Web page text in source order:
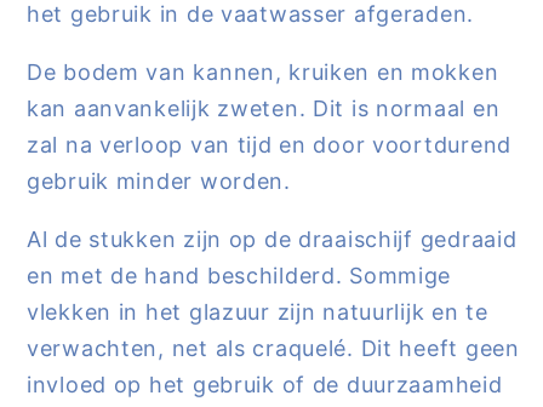
het gebruik in de vaatwasser afgeraden.
De bodem van kannen, kruiken en mokken
kan aanvankelijk zweten. Dit is normaal en
zal na verloop van tijd en door voortdurend
gebruik minder worden.
Al de stukken zijn op de draaischijf gedraaid
en met de hand beschilderd. Sommige
vlekken in het glazuur zijn natuurlijk en te
verwachten, net als craquelé. Dit heeft geen
invloed op het gebruik of de duurzaamheid